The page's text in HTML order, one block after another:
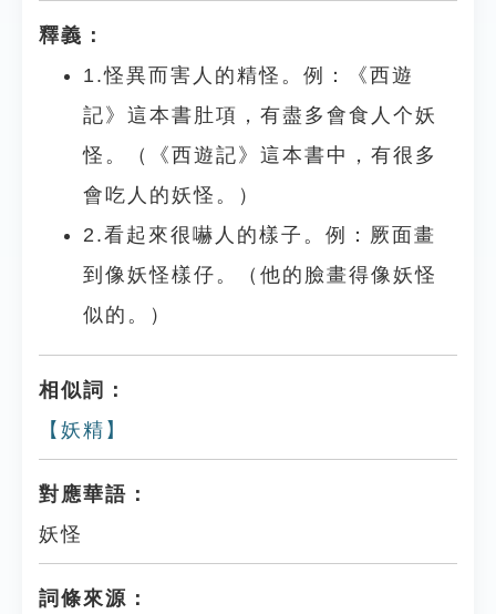
釋義：
1.怪異而害人的精怪。例：《西遊
記》這本書肚項，有盡多會食人个妖
怪。（《西遊記》這本書中，有很多
會吃人的妖怪。）
2.看起來很嚇人的樣子。例：厥面畫
到像妖怪樣仔。（他的臉畫得像妖怪
似的。）
相似詞：
【妖精】
對應華語：
妖怪
詞條來源：